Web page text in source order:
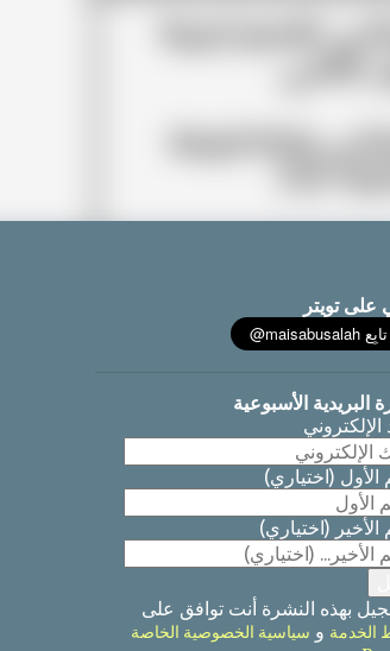
على تويتر
البريدية الأسبوعية
الإلكتروني
الأول (اختياري)
الأخير (اختياري)
بهذه النشرة أنت توافق على
الخدمة و سياسية الخصوصية الخاصة